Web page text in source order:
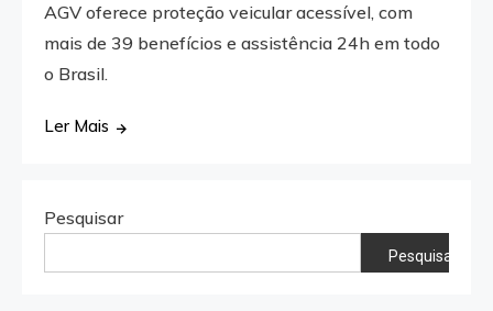
AGV oferece proteção veicular acessível, com
mais de 39 benefícios e assistência 24h em todo
o Brasil.
Ler Mais
Pesquisar
Pesquisar